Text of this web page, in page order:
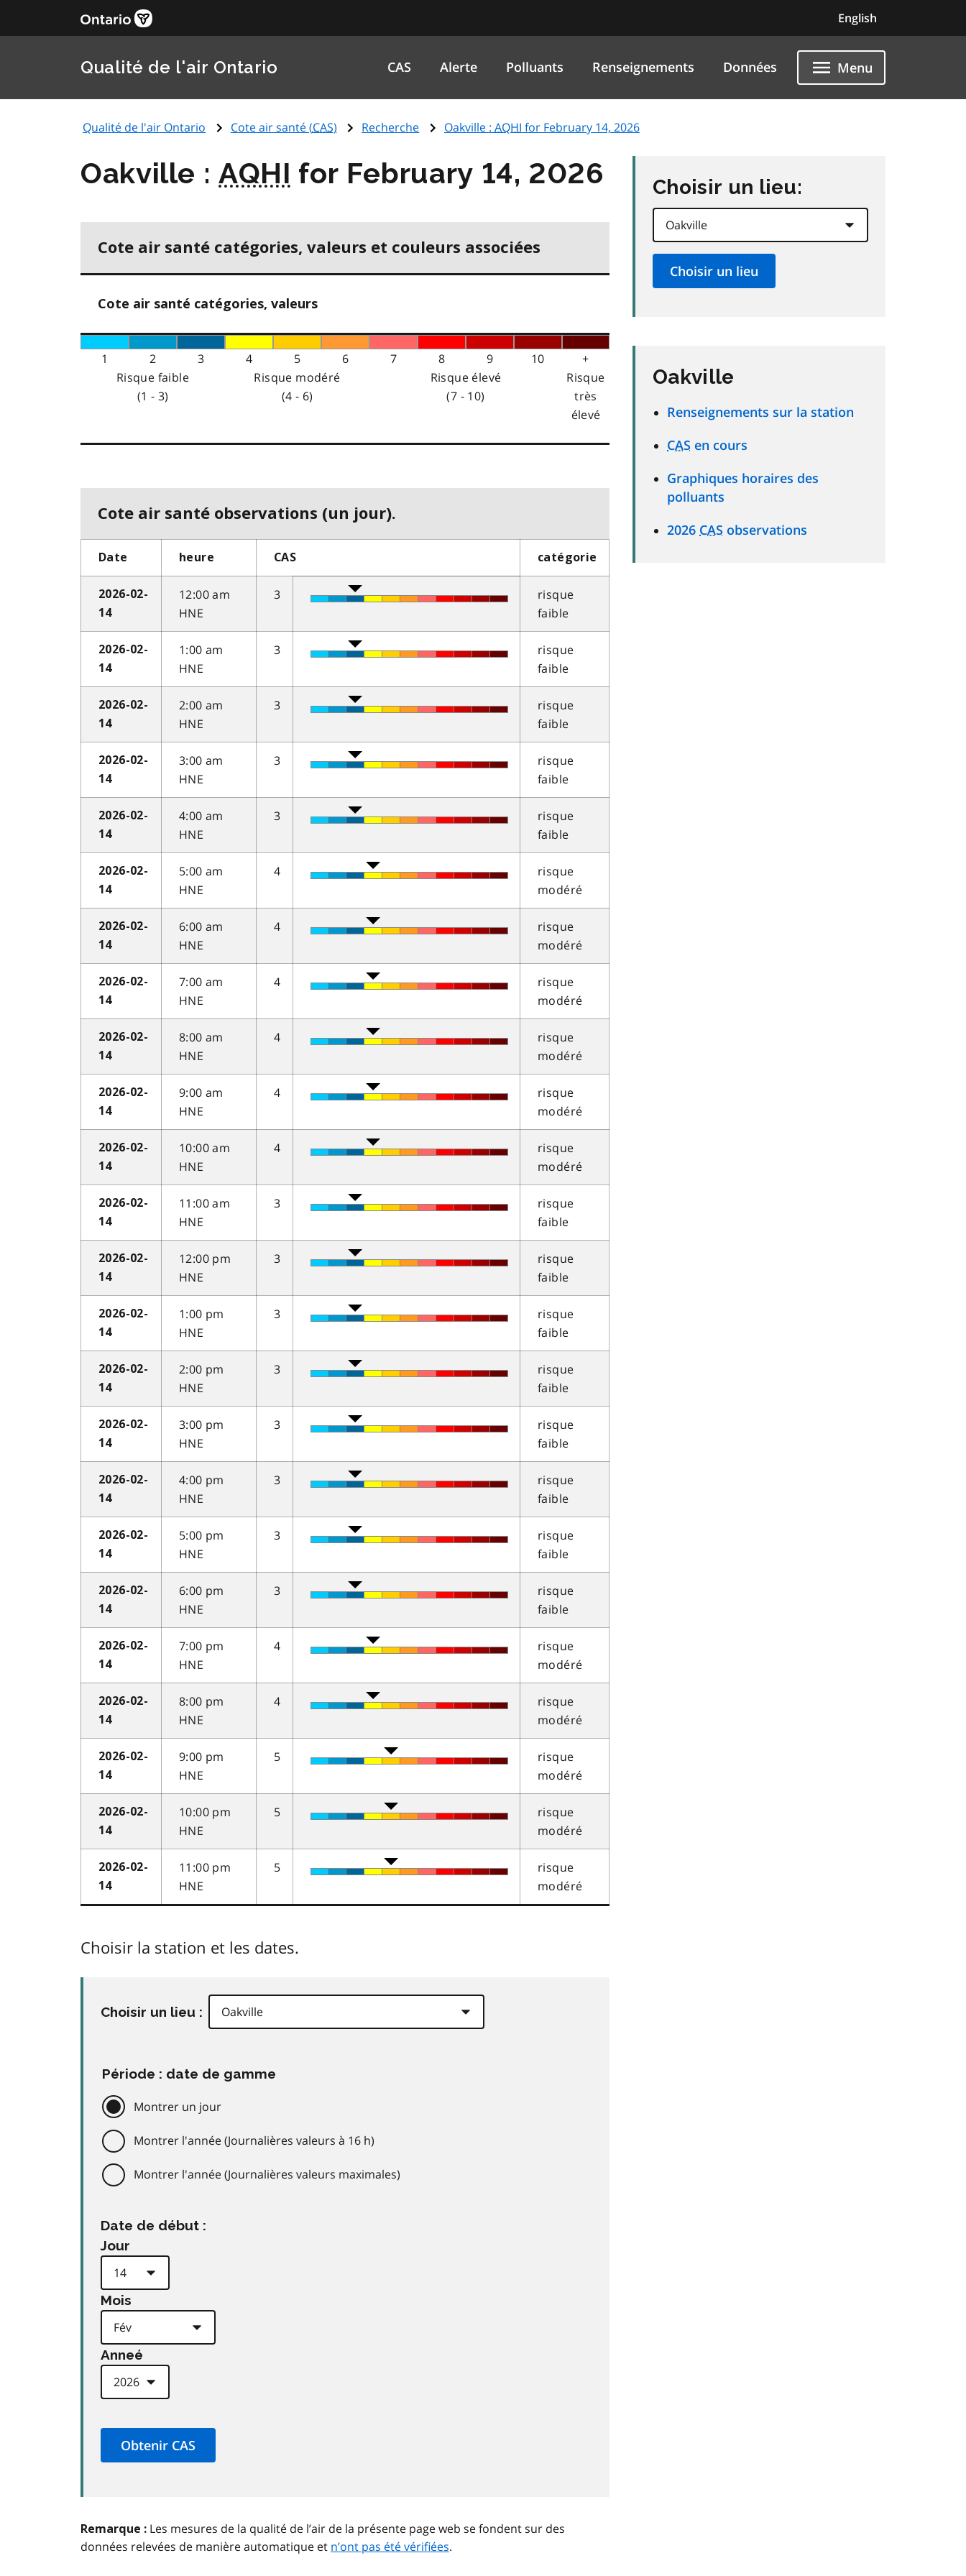
English
Qualité de l'air Ontario CAS Alerte Polluants Renseignements Données Menu
Qualité de l'air Ontario Cote air santé (CAS) Recherche Oakville : AQHI for February 14, 2026
Oakville :AQHI for February 14, 2026
Cote air santé catégories, valeurs et couleurs associées
Cote air santé catégories, valeurs
1 2 3 4 5 6 7 8 9 10
+
Risque faible
(1 - 3)
Risque modéré
(4 - 6)
Risque élevé
(7 - 10)
Risque
très
élevé
Cote air santé observations (un jour).
Date heure CAS catégorie
2026-02-
14
12:00 am
HNE
3
risque
faible
2026-02-
14
1:00 am
HNE
3
risque
faible
2026-02-
14
2:00 am
HNE
3
risque
faible
2026-02-
14
3:00 am
HNE
3
risque
faible
2026-02-
14
4:00 am
HNE
3
risque
faible
2026-02-
14
5:00 am
HNE
4
risque
modéré
2026-02-
14
6:00 am
HNE
4
risque
modéré
2026-02-
14
7:00 am
HNE
4
risque
modéré
2026-02-
14
8:00 am
HNE
4
risque
modéré
2026-02-
14
9:00 am
HNE
4
risque
modéré
2026-02-
14
10:00 am
HNE
4
risque
modéré
2026-02-
14
11:00 am
HNE
3
risque
faible
2026-02-
14
12:00 pm
HNE
3
risque
faible
2026-02-
14
1:00 pm
HNE
3
risque
faible
2026-02-
14
2:00 pm
HNE
3
risque
faible
2026-02-
14
3:00 pm
HNE
3
risque
faible
2026-02-
14
4:00 pm
HNE
3
risque
faible
2026-02-
14
5:00 pm
HNE
3
risque
faible
2026-02-
14
6:00 pm
HNE
3
risque
faible
2026-02-
14
7:00 pm
HNE
4
risque
modéré
2026-02-
14
8:00 pm
HNE
4
risque
modéré
2026-02-
14
9:00 pm
HNE
5
risque
modéré
2026-02-
14
10:00 pm
HNE
5
risque
modéré
2026-02-
14
11:00 pm
HNE
5
risque
modéré
Choisir la station et les dates.
Choisir un lieu :
Période : date de gamme
Montrer un jour
Montrer l'année (Journalières valeurs à 16 h)
Montrer l'année (Journalières valeurs maximales)
Date de début :
Jour
Mois
Anneé
Remarque : Les mesures de la qualité de l’air de la présente page web se fondent sur des
données relevées de manière automatique et n’ont pas été vérifiées.
Choisir un lieu:
Oakville
Renseignements sur la station
CAS en cours
Graphiques horaires des
polluants
2026 CAS observations